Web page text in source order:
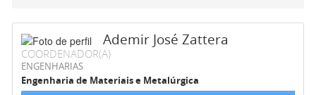
Ademir José Zattera
COORDENADOR(A)
ENGENHARIAS
Engenharia de Materiais e Metalúrgica